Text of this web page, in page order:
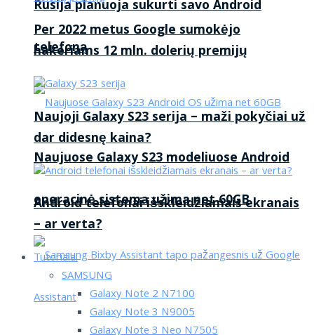
Rusija planuoja sukurti savo Android
telefoną
Naujuose Galaxy S23 modeliuose Android
operacinė sistema užima net 60GB
Per 2022 metus Google sumokėjo
hakeriams 12 mln. dolerių premijų
Naujoji Galaxy S23 serija – maži pokyčiai už
dar didesnę kaina?
Android telefonai išskleidžiamais ekranais
– ar verta?
Tutorialai
SAMSUNG
Galaxy Note 2 N7100
Galaxy Note 3 N9005